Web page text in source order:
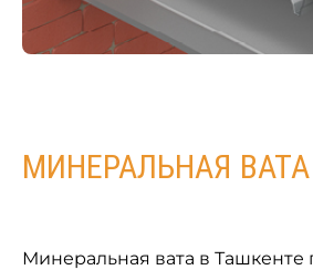
МИНЕРАЛЬНАЯ ВАТА
Минеральная вата в